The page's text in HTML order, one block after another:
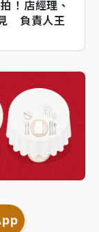
！店經理、
負責人王